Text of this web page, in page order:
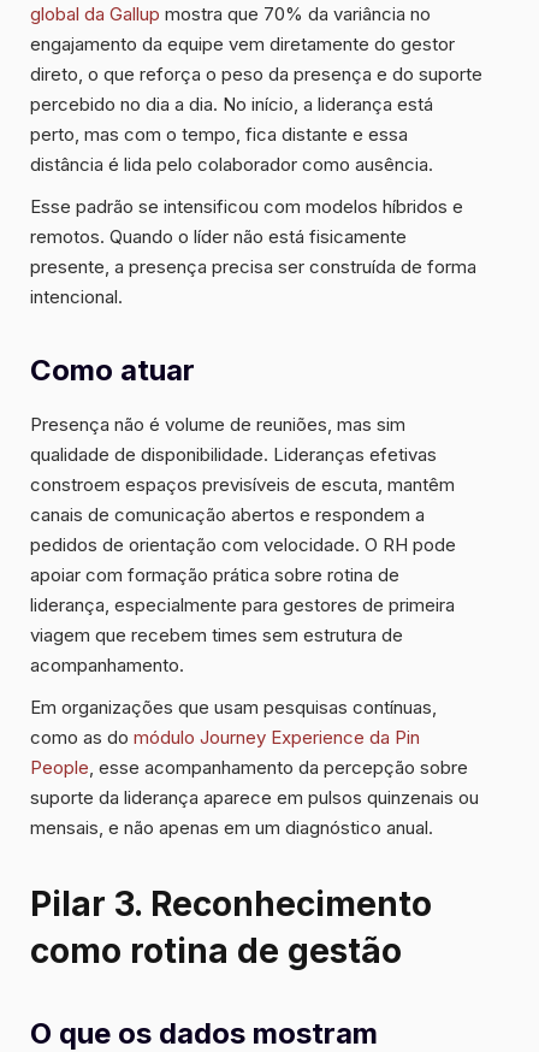
global da Gallup mostra que 70% da variância no
engajamento da equipe vem diretamente do gestor
direto, o que reforça o peso da presença e do suporte
percebido no dia a dia. No início, a liderança está
perto, mas com o tempo, fica distante e essa
distância é lida pelo colaborador como ausência.
Esse padrão se intensificou com modelos híbridos e
remotos. Quando o líder não está fisicamente
presente, a presença precisa ser construída de forma
intencional.
Como atuar
Presença não é volume de reuniões, mas sim
qualidade de disponibilidade. Lideranças efetivas
constroem espaços previsíveis de escuta, mantêm
canais de comunicação abertos e respondem a
pedidos de orientação com velocidade. O RH pode
apoiar com formação prática sobre rotina de
liderança, especialmente para gestores de primeira
viagem que recebem times sem estrutura de
acompanhamento.
Em organizações que usam pesquisas contínuas,
como as do módulo Journey Experience da Pin
People, esse acompanhamento da percepção sobre
suporte da liderança aparece em pulsos quinzenais ou
mensais, e não apenas em um diagnóstico anual.
Pilar 3. Reconhecimento
como rotina de gestão
O que os dados mostram